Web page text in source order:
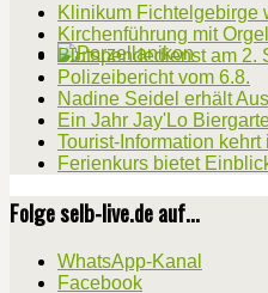
Klinikum Fichtelgebirge
Kirchenführung mit
Blutspendedienst am 2.
Polizeibericht vom 6.8.
Nadine Seidel erhält
Ein Jahr Jay'Lo
Tourist-Information
Ferienkurs bietet
Folge selb-live.de auf...
WhatsApp-Kanal
Facebook